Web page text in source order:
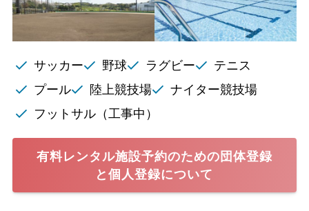
サッカー 野球 ラグビー
テニス
プール
陸上競技場
ナイター競技場
フットサル（工事中）
有料レンタル施設予約のための団体登録
と個人登録について